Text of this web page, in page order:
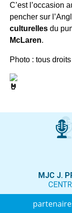
C’est l’occasion
pencher sur
culturelles du
McLaren.
Photo : tous
MJC J.